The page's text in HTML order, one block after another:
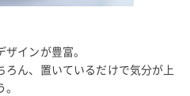
インが豊富。
ん、置いているだけで気分が上